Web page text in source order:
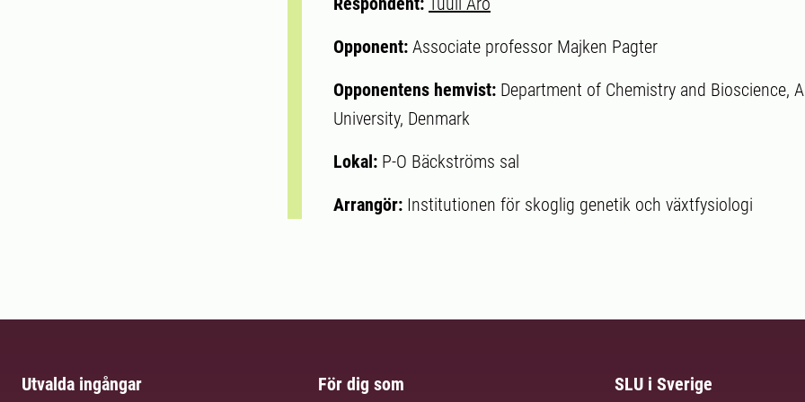
Opponent: Associate professor Majken Pagter
Opponentens hemvist: Department of Chemistry and Bioscience,
University, Denmark
Lokal: P-O Bäckströms sal
Arrangör: Institutionen för skoglig genetik och växtfysiologi
Utvalda ingångar För dig som SLU i Sverige